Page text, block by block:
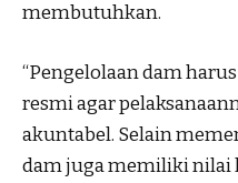
membutuhkan.
“Pengelolaan dam
resmi agar
akuntabel. Selain
dam juga memiliki nilai